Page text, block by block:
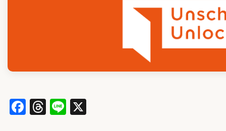
Facebook
Threads
Line